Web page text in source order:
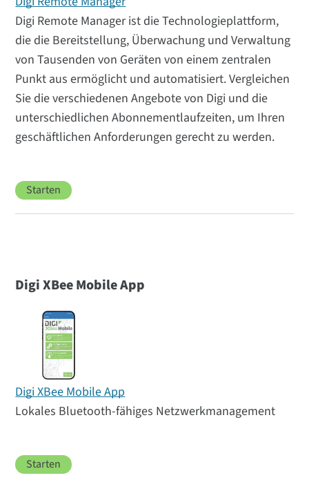
Digi Remote Manager ist die Technologieplattform,
die die Bereitstellung, Überwachung und Verwaltung
von Tausenden von Geräten von einem zentralen
Punkt aus ermöglicht und automatisiert. Vergleichen
Sie die verschiedenen Angebote von Digi und die
unterschiedlichen Abonnementlaufzeiten, um Ihren
geschäftlichen Anforderungen gerecht zu werden.
Starten
Digi XBee Mobile App
Digi XBee Mobile App
Lokales Bluetooth-fähiges Netzwerkmanagement
Starten